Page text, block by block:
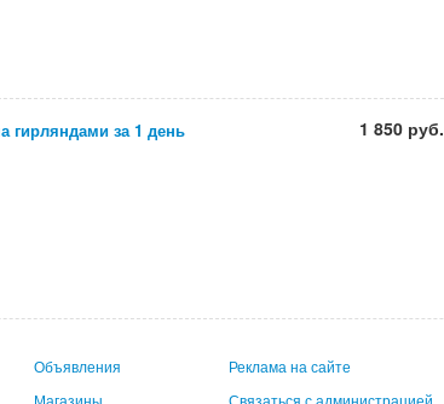
гирляндами за 1 день 1 850 руб.
Объявления
Магазины
Реклама на сайте
Связаться с администрацией